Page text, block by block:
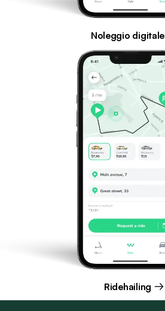
Ridehailing
Noleggio digitale